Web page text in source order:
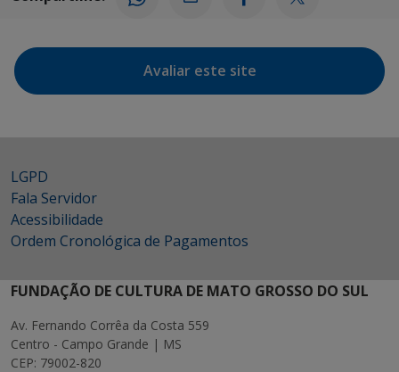
Avaliar este site
LGPD
Fala Servidor
Acessibilidade
Ordem Cronológica de Pagamentos
FUNDAÇÃO DE CULTURA DE MATO GROSSO DO SUL
Av. Fernando Corrêa da Costa 559
Centro - Campo Grande | MS
CEP: 79002-820